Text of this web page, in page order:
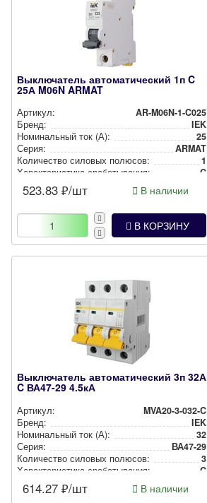
Выключатель автоматический 1п C
25А M06N ARMAT
Артикул:
AR-M06N-1-C025
Бренд:
IEK
Номи­наль­ный ток (А):
25
Серия:
ARMAT
Количество силовых полюсов:
1
Харак­те­рис­ти­ка сра­ба­ты­ва­ния:
C
523.83 ₽/шт В наличии
В КОРЗИНУ
Выключатель автоматический 3п 32А
C ВА47-29 4.5кА
Артикул:
MVA20-3-032-C
Бренд:
IEK
Номи­наль­ный ток (А):
32
Серия:
ВА47-29
Количество силовых полюсов:
3
Харак­те­рис­ти­ка сра­ба­ты­ва­ния:
C
614.27 ₽/шт В наличии